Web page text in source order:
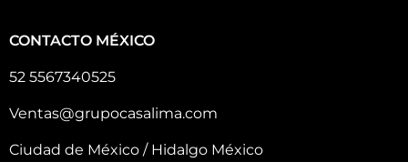
CONTACTO MÉXICO
52 5567340525
Ventas@grupocasalima.com
Ciudad de México / Hidalgo México